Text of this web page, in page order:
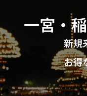
一宮 ・
新規
お得